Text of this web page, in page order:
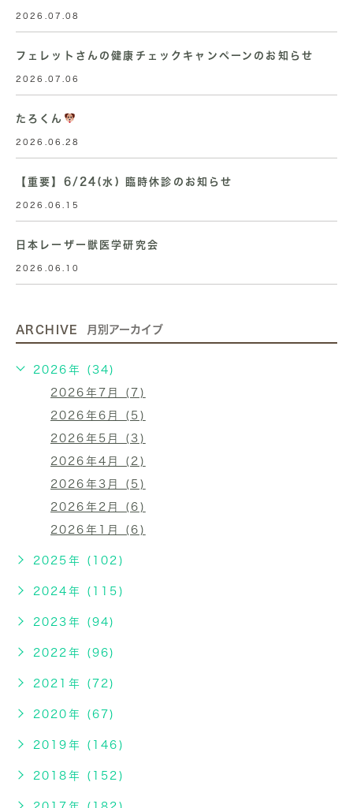
2026.07.08
フェレットさんの健康チェックキャンペーンのお知らせ
2026.07.06
たろくん
2026.06.28
【重要】6/24(水) 臨時休診のお知らせ
2026.06.15
日本レーザー獣医学研究会
2026.06.10
ARCHIVE 月別アーカイブ
2026年 (34)
2026年7月 (7)
2026年6月 (5)
2026年5月 (3)
2026年4月 (2)
2026年3月 (5)
2026年2月 (6)
2026年1月 (6)
2025年 (102)
2024年 (115)
2023年 (94)
2022年 (96)
2021年 (72)
2020年 (67)
2019年 (146)
2018年 (152)